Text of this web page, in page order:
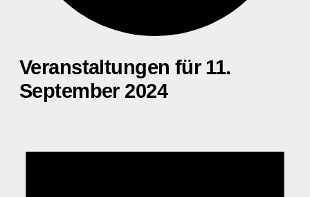
Veranstaltungen für 11.
September 2024